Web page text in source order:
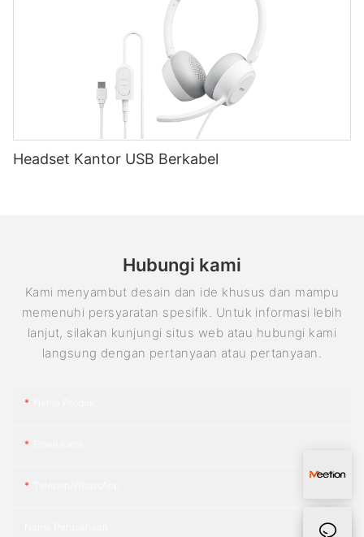
Headset Kantor USB Berkabel
Hubungi kami
Kami menyambut desain dan ide khusus dan mampu
memenuhi persyaratan spesifik. Untuk informasi lebih
lanjut, silakan kunjungi situs web atau hubungi kami
langsung dengan pertanyaan atau pertanyaan.